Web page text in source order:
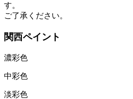
す。
ご了承ください。
関西ペイント
濃彩色
中彩色
淡彩色